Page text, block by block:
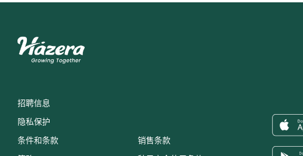
招聘信息
隐私保护
条件和条款
销售条款